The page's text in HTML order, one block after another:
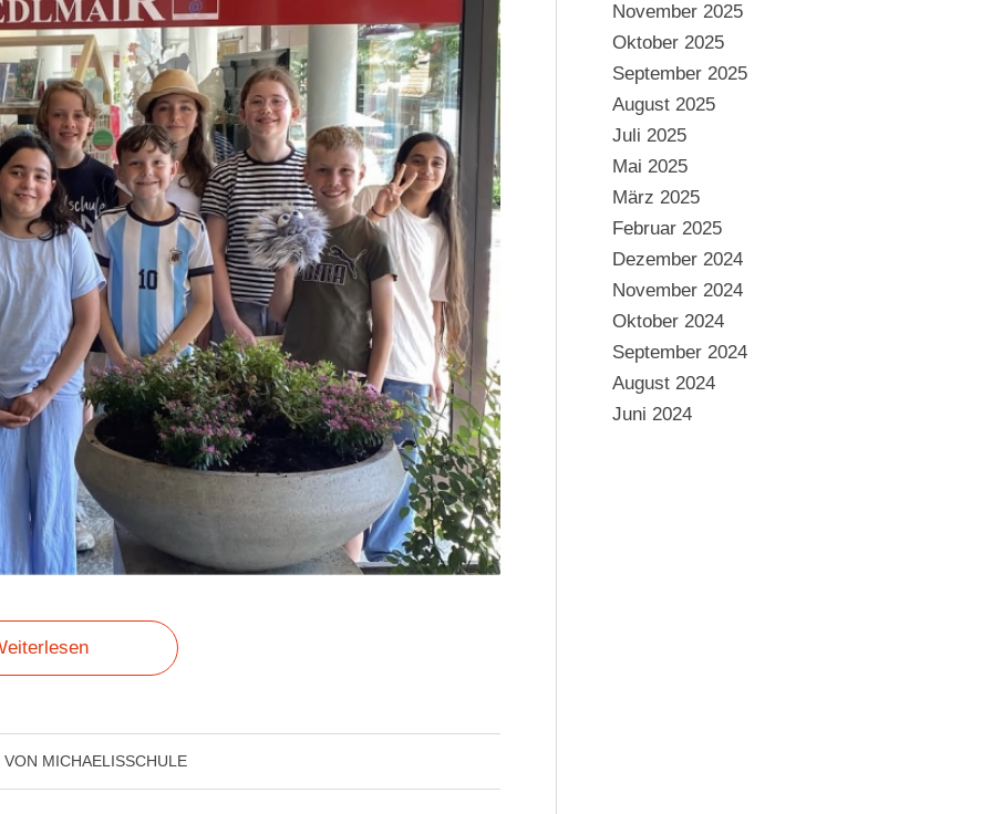
VON MICHAELISSCHULE
November 2025
Oktober 2025
September 2025
August 2025
Juli 2025
Mai 2025
März 2025
Februar 2025
Dezember 2024
November 2024
Oktober 2024
September 2024
August 2024
Juni 2024